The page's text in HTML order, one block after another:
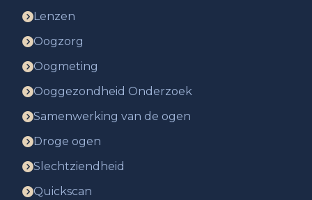
Lenzen
Oogzorg
Oogmeting
Ooggezondheid Onderzoek
Samenwerking van de ogen
Droge ogen
Slechtziendheid
Quickscan